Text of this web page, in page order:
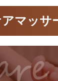
マッサ